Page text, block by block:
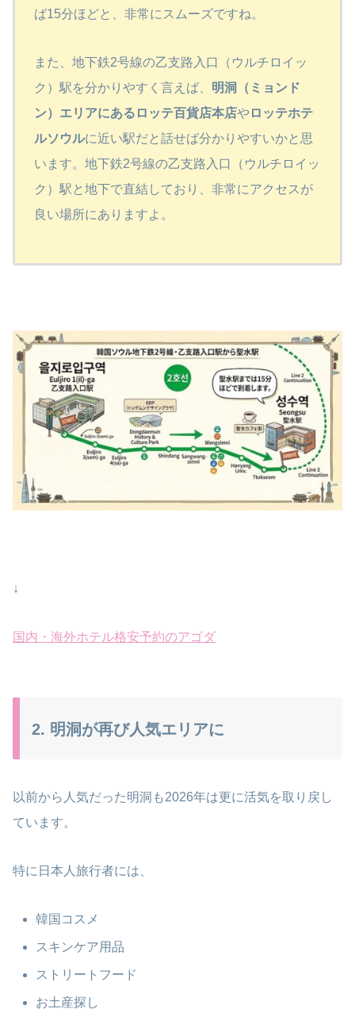
ば15分ほどと、非常にスムーズですね。
また、地下鉄2号線の乙支路入口（ウルチロイッ
ク）駅を分かりやすく言えば、 明洞（ミョンド
ン）エリアにあるロッテ百貨店本店やロッテホテ
ルソウルに近い駅だと話せば分かりやすいかと思
います。地下鉄2号線の乙支路入口（ウルチロイッ
ク）駅と地下で直結しており、非常にアクセスが
良い場所にありますよ。
↓
国内・海外ホテル格安予約のアゴダ
2. 明洞が再び人気エリアに
以前から人気だった明洞も2026年は更に活気を取り戻し
ています。
特に日本人旅行者には、
韓国コスメ
スキンケア用品
ストリートフード
お土産探し